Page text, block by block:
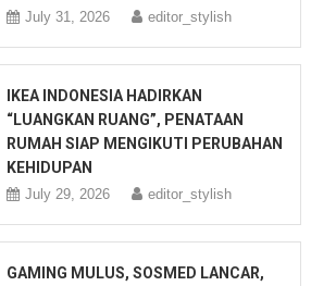
July 31, 2026 editor_stylish
IKEA INDONESIA HADIRKAN
“LUANGKAN RUANG”, PENATAAN
RUMAH SIAP MENGIKUTI PERUBAHAN
KEHIDUPAN
July 29, 2026 editor_stylish
GAMING MULUS, SOSMED LANCAR,